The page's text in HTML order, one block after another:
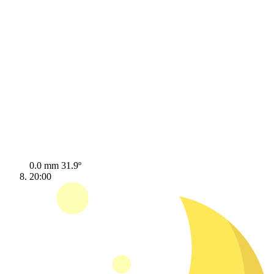
0.0 mm 31.9º
20:00